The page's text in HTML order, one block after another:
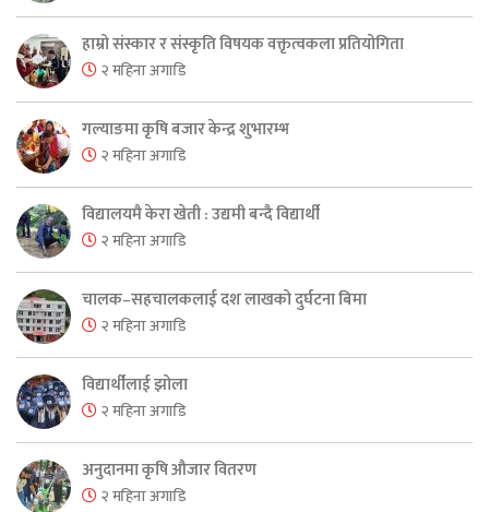
हाम्रो संस्कार र संस्कृति विषयक वक्तृत्वकला प्रतियोगिता
२ महिना अगाडि
गल्याङमा कृषि बजार केन्द्र शुभारम्भ
२ महिना अगाडि
विद्यालयमै केरा खेती : उद्यमी बन्दै विद्यार्थी
२ महिना अगाडि
चालक–सहचालकलाई दश लाखको दुर्घटना बिमा
२ महिना अगाडि
विद्यार्थीलाई झोला
२ महिना अगाडि
अनुदानमा कृषि औजार वितरण
२ महिना अगाडि